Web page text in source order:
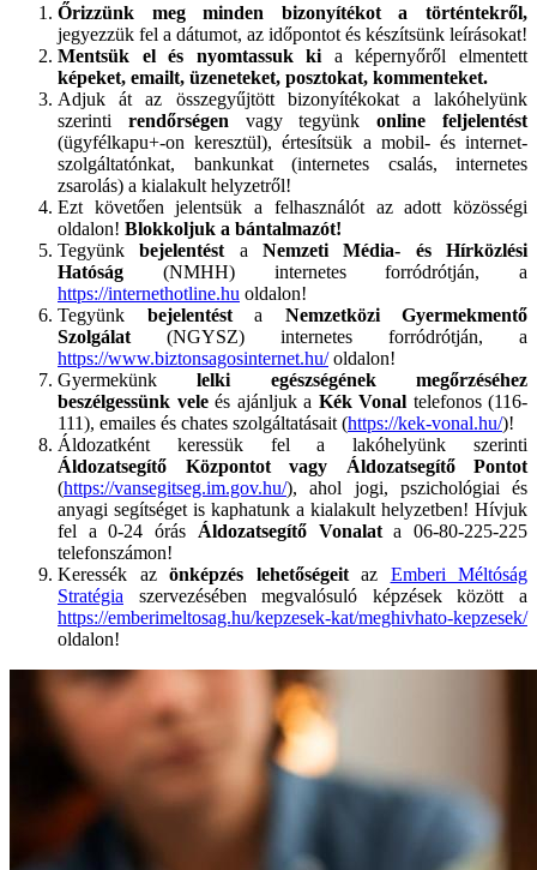
Őrizzünk meg minden bizonyítékot a történtekről,
jegyezzük fel a dátumot, az időpontot és készítsünk leírásokat!
Mentsük el és nyomtassuk ki a képernyőről elmentett
képeket, emailt, üzeneteket, posztokat, kommenteket.
Adjuk át az összegyűjtött bizonyítékokat a lakóhelyünk
szerinti rendőrségen vagy tegyünkonline feljelentést
(ügyfélkapu+-on keresztül), értesítsük a mobil- és internet-
szolgáltatónkat, bankunkat (internetes csalás, internetes
zsarolás) a kialakult helyzetről!
Ezt követően jelentsük a felhasználót az adott közösségi
oldalon! Blokkoljuk a bántalmazót!
Tegyünkbejelentést aNemzeti Média- és Hírközlési
Hatóság (NMHH) internetes forródrótján, a
https://internethotline.hu oldalon!
Tegyünk bejelentésta Nemzetközi Gyermekmentő
Szolgálat (NGYSZ) internetes forródrótján, a
https://www.biztonsagosinternet.hu/oldalon!
Gyermekünk lelki egészségének megőrzéséhez
beszélgessünk vele és ajánljuk a Kék Vonal telefonos (116-
111), emailes és chates szolgáltatásait (https://kek-vonal.hu/)!
Áldozatként keressük fel a lakóhelyünk szerinti
Áldozatsegítő Központot vagy Áldozatsegítő Pontot
(https://vansegitseg.im.gov.hu/), ahol jogi, pszichológiai és
anyagi segítséget is kaphatunk a kialakult helyzetben! Hívjuk
fel a 0-24 órás Áldozatsegítő Vonalata 06-80-225-225
telefonszámon!
Keressék az önképzés lehetőségeitaz Emberi Méltóság
Stratégia szervezésében megvalósuló képzések között a
https://emberimeltosag.hu/kepzesek-kat/meghivhato-kepzesek/
oldalon!